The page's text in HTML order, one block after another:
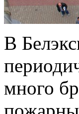
В
много